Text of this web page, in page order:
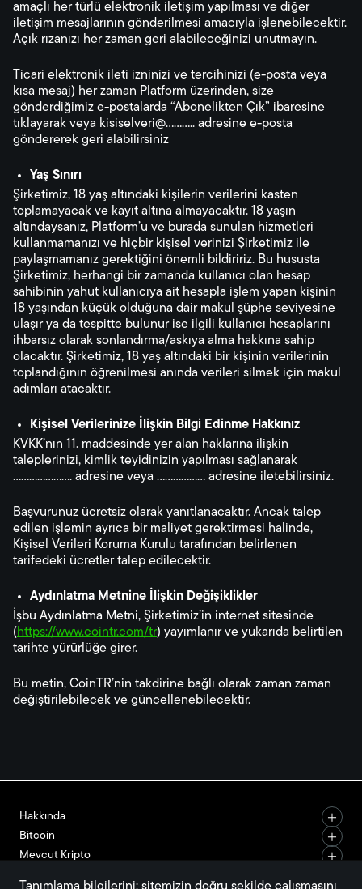
amaçlı her türlü elektronik iletişim yapılması ve diğer
iletişim mesajlarının gönderilmesi amacıyla işlenebilecektir.
Açık rızanızı her zaman geri alabileceğinizi unutmayın.
Ticari elektronik ileti izninizi ve tercihinizi (e-posta veya
kısa mesaj) her zaman Platform üzerinden, size
gönderdiğimiz e-postalarda “Abonelikten Çık” ibaresine
tıklayarak veya kisiselveri@........... adresine e-posta
göndererek geri alabilirsiniz
Yaş Sınırı
Şirketimiz, 18 yaş altındaki kişilerin verilerini kasten
toplamayacak ve kayıt altına almayacaktır. 18 yaşın
altındaysanız, Platform’u ve burada sunulan hizmetleri
kullanmamanızı ve hiçbir kişisel verinizi Şirketimiz ile
paylaşmamanız gerektiğini önemli bildiririz. Bu hususta
Şirketimiz, herhangi bir zamanda kullanıcı olan hesap
sahibinin yahut kullanıcıya ait hesapla işlem yapan kişinin
18 yaşından küçük olduğuna dair makul şüphe seviyesine
ulaşır ya da tespitte bulunur ise ilgili kullanıcı hesaplarını
ihbarsız olarak sonlandırma/askıya alma hakkına sahip
olacaktır. Şirketimiz, 18 yaş altındaki bir kişinin verilerinin
toplandığının öğrenilmesi anında verileri silmek için makul
adımları atacaktır.
Kişisel Verilerinize İlişkin Bilgi Edinme Hakkınız
KVKK’nın 11. maddesinde yer alan haklarına ilişkin
taleplerinizi, kimlik teyidinizin yapılması sağlanarak
…………………. adresine veya ……………… adresine iletebilirsiniz.
Başvurunuz ücretsiz olarak yanıtlanacaktır. Ancak talep
edilen işlemin ayrıca bir maliyet gerektirmesi halinde,
Kişisel Verileri Koruma Kurulu tarafından belirlenen
tarifedeki ücretler talep edilecektir.
Aydınlatma Metnine İlişkin Değişiklikler
İşbu Aydınlatma Metni, Şirketimiz’in internet sitesinde
(https://www.cointr.com/tr) yayımlanır ve yukarıda belirtilen
tarihte yürürlüğe girer.
Bu metin, CoinTR’nin takdirine bağlı olarak zaman zaman
değiştirilebilecek ve güncellenebilecektir.
Hakkında
Bitcoin
Mevcut Kripto